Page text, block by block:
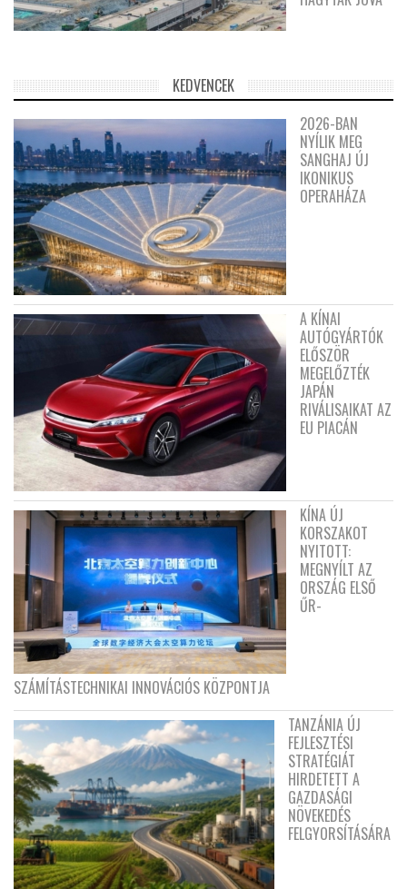
KEDVENCEK
2026-BAN
NYÍLIK MEG
SANGHAJ ÚJ
IKONIKUS
OPERAHÁZA
A KÍNAI
AUTÓGYÁRTÓK
ELŐSZÖR
MEGELŐZTÉK
JAPÁN
RIVÁLISAIKAT AZ
EU PIACÁN
KÍNA ÚJ
KORSZAKOT
NYITOTT:
MEGNYÍLT AZ
ORSZÁG ELSŐ
ŰR-
SZÁMÍTÁSTECHNIKAI INNOVÁCIÓS KÖZPONTJA
TANZÁNIA ÚJ
FEJLESZTÉSI
STRATÉGIÁT
HIRDETETT A
GAZDASÁGI
NÖVEKEDÉS
FELGYORSÍTÁSÁRA